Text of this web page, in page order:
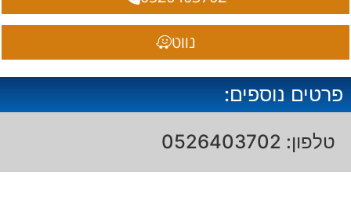
נווט
פרטים נוספים:
טלפון: 0526403702